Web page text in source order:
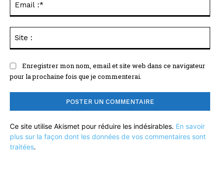
Enregistrer mon nom, email et site web dans ce navigateur
pour la prochaine fois que je commenterai.
Ce site utilise Akismet pour réduire les indésirables. En savoir
plus sur la façon dont les données de vos commentaires sont
traitées.